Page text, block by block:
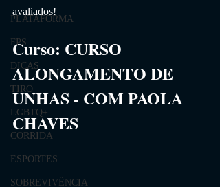
PLATAFORMA
FPS
DICAS
TIRO
LGBTQ+
CORRIDA
ESPORTES
SOBREVIVÊNCIA
avaliados!
Curso: CURSO
ALONGAMENTO DE
UNHAS - COM PAOLA
CHAVES